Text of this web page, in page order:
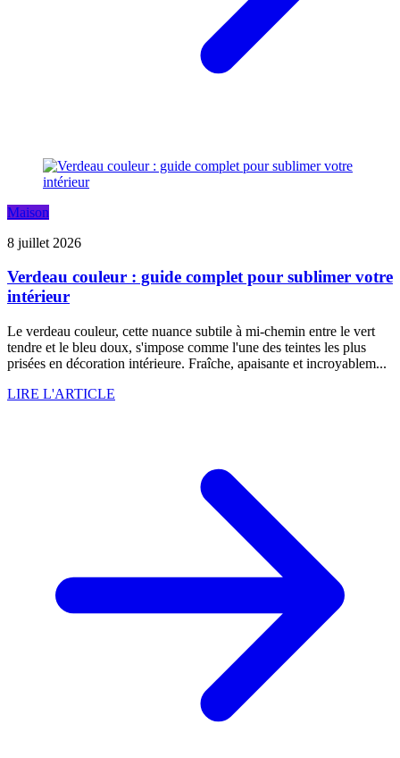
Maison
8 juillet 2026
Verdeau couleur : guide complet pour sublimer votre
intérieur
Le verdeau couleur, cette nuance subtile à mi-chemin entre le vert
tendre et le bleu doux, s'impose comme l'une des teintes les plus
prisées en décoration intérieure. Fraîche, apaisante et incroyablem...
LIRE L'ARTICLE